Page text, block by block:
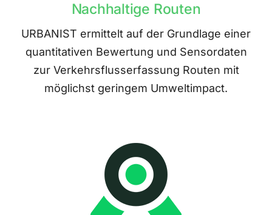
Nachhaltige Routen
URBANIST ermittelt auf der Grundlage einer
quantitativen Bewertung und Sensordaten
zur Verkehrsflusserfassung Routen mit
möglichst geringem Umweltimpact.